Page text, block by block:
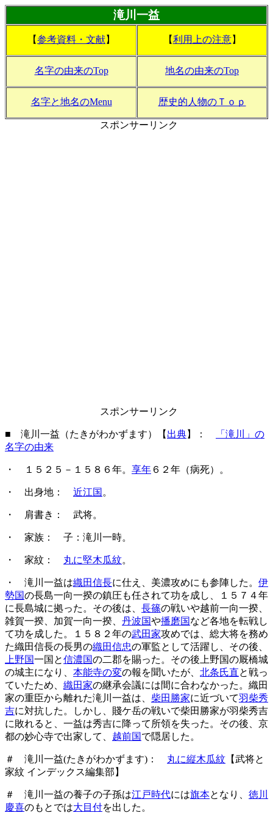
滝川一益
【参考資料・文献】 【利用上の注意】
名字の由来のTop 地名の由来のTop
名字と地名のMenu 歴史的人物のＴｏｐ
スポンサーリンク
スポンサーリンク
■ 滝川一益（たきがわかずます）【 出典】：
「滝川」の
名字の由来
・ １５２５－１５８６年。 享年 ６２年（病死）。
・ 出身地： 近江国 。
・ 肩書き： 武将。
・ 家族： 子：滝川一時。
・ 家紋： 丸に堅木瓜紋。
・ 滝川一益は織田信長に仕え、美濃攻めにも参陣した。 伊
勢国の長島一向一揆の鎮圧も任されて功を成し、１５７４年
に長島城に拠った。その後は、 長篠の戦いや越前一向一揆、
雑賀一揆、加賀一向一揆、 丹波国や播磨国など各地を転戦し
て功を成した。１５８２年の武田家攻めでは、総大将を務め
た織田信長の長男の織田信忠の軍監として活躍し、その後、
上野国一国と信濃国の二郡を賜った。その後上野国の厩橋城
の城主になり、 本能寺の変の報を聞いたが、 北条氏直と戦っ
ていたため、 織田家の継承会議には間に合わなかった。織田
家の重臣から離れた滝川一益は、 柴田勝家に近づいて羽柴秀
吉に対抗した。しかし、賤ケ岳の戦いで柴田勝家が羽柴秀吉
に敗れると、一益は秀吉に降って所領を失った。その後、京
都の妙心寺で出家して、 越前国で隠居した。
＃ 滝川一益(たきがわかずます)： 丸に縦木瓜紋 【武将と
家紋 インデックス編集部】
＃ 滝川一益の養子の子孫は江戸時代には旗本となり、 徳川
慶喜のもとでは大目付を出した。